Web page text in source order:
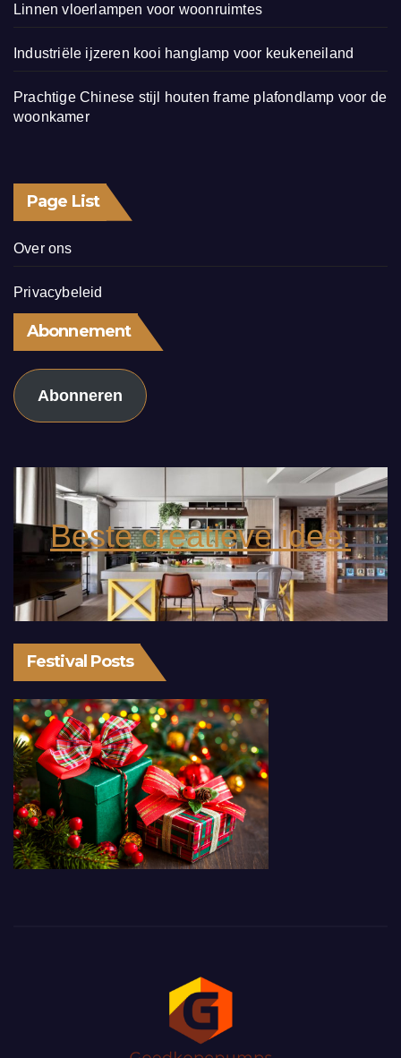
Linnen vloerlampen voor woonruimtes
Industriële ijzeren kooi hanglamp voor keukeneiland
Prachtige Chinese stijl houten frame plafondlamp voor de
woonkamer
Page List
Over ons
Privacybeleid
Abonnement
Abonneren
Beste creatieve idee.
Festival Posts